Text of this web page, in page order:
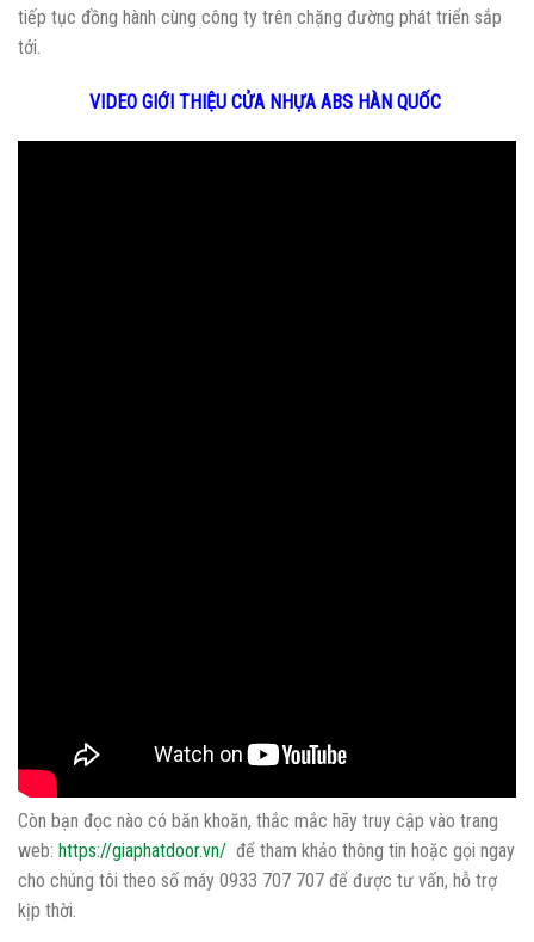
tiếp tục đồng hành cùng công ty trên chặng đường phát triển sắp
tới.
VIDEO GIỚI THIỆU CỬA NHỰA ABS HÀN QUỐC
Còn bạn đọc nào có băn khoăn, thắc mắc hãy truy cập vào trang
web: https://giaphatdoor.vn/ để tham khảo thông tin hoặc gọi ngay
cho chúng tôi theo số máy 0933 707 707 để được tư vấn, hỗ trợ
kịp thời.